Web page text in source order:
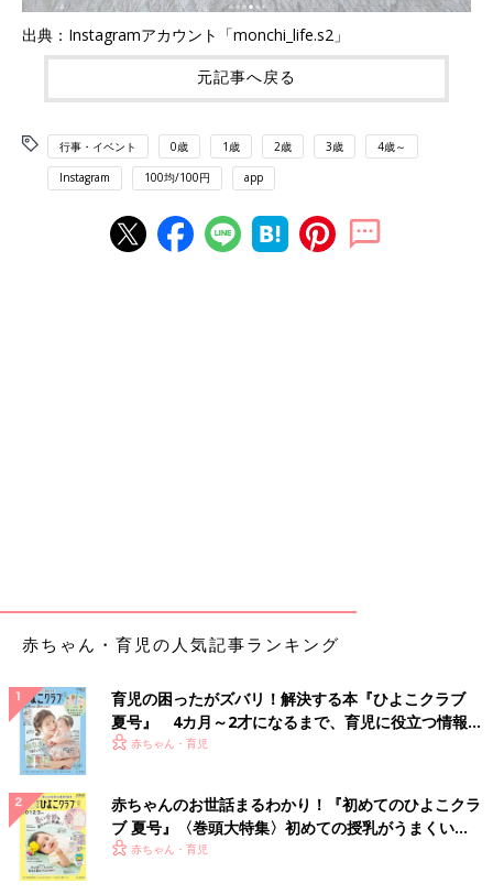
出典：Instagramアカウント「monchi_life.s2」
元記事へ戻る
行事・イベント 0歳 1歳 2歳 3歳 4歳～
Instagram 100均/100円 app
赤ちゃん・育児の人気記事ランキング
育児の困ったがズバリ！解決する本『ひよこクラブ
夏号』 4カ月～2才になるまで、育児に役立つ情報が
いっぱい！
赤ちゃん・育児
赤ちゃんのお世話まるわかり！『初めてのひよこクラ
ブ 夏号』〈巻頭大特集〉初めての授乳がうまくい
く！ おっぱい・ミルクの基本と夏のトラブル 解決テ
赤ちゃん・育児